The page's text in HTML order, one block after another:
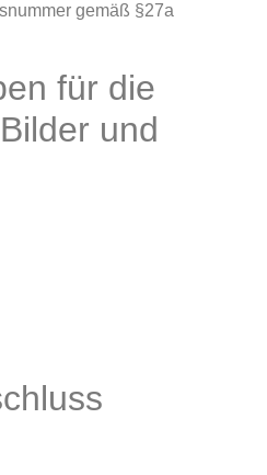
gemäß §27a
für die
und